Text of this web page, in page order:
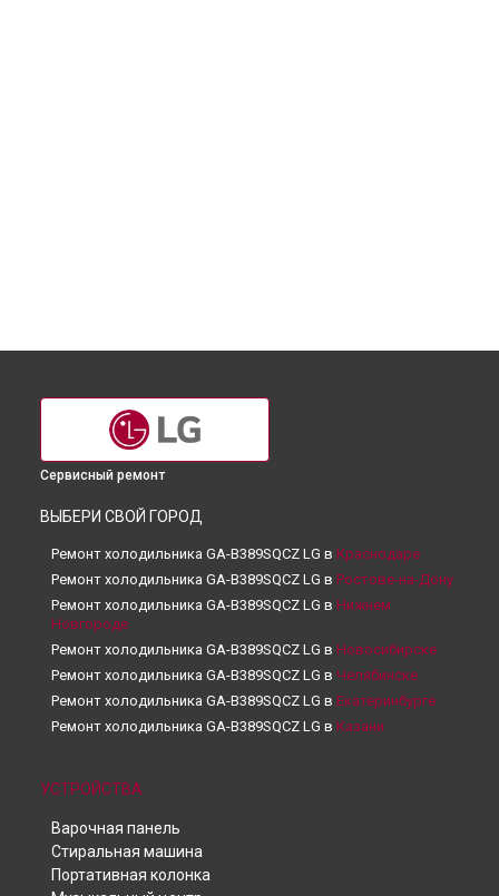
Сервисный ремонт
ВЫБЕРИ СВОЙ ГОРОД
Ремонт холодильника GA-B389SQCZ LG в Краснодаре
Ремонт холодильника GA-B389SQCZ LG в Ростове-на-Дону
Ремонт холодильника GA-B389SQCZ LG в Нижнем
Новгороде
Ремонт холодильника GA-B389SQCZ LG в Новосибирске
Ремонт холодильника GA-B389SQCZ LG в Челябинске
Ремонт холодильника GA-B389SQCZ LG в Екатеринбурге
Ремонт холодильника GA-B389SQCZ LG в Казани
Ремонт холодильника GA-B389SQCZ LG в
Ремонт холодильника GA-B389SQCZ LG в
Ремонт холодильника GA-B389SQCZ LG в
Ремонт холодильника GA-B389SQCZ LG в
УСТРОЙСТВА
Варочная панель
Стиральная машина
Портативная колонка